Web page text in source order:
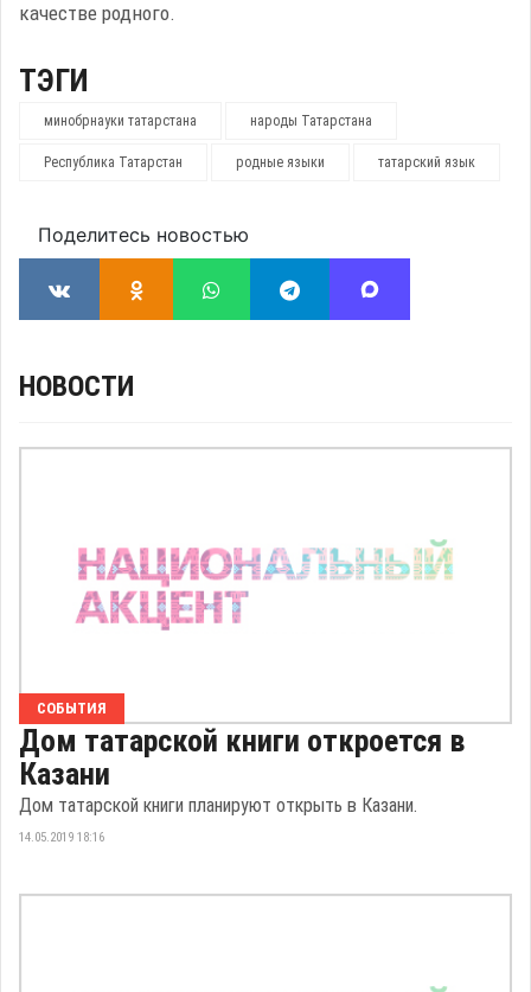
качестве родного.
ТЭГИ
минобрнауки татарстана народы Татарстана
Республика Татарстан родные языки татарский язык
Поделитесь новостью
НОВОСТИ
СОБЫТИЯ
Дом татарской книги откроется в
Казани
Дом татарской книги планируют открыть в Казани.
14.05.2019 18:16